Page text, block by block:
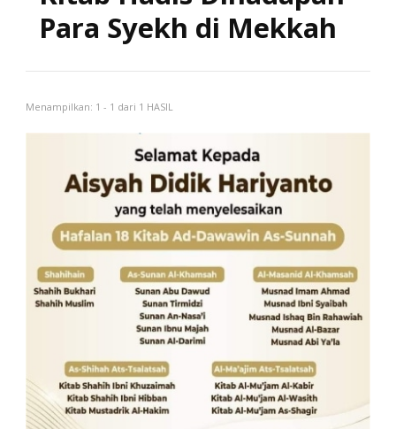
Para Syekh di Mekkah
Menampilkan: 1 - 1 dari 1 HASIL